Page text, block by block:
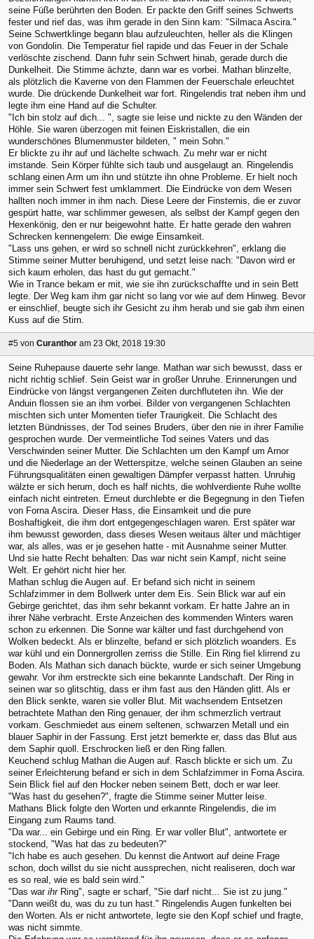
seine Füße berührten den Boden. Er packte den Griff seines Schwerts
fester und rief das, was ihm gerade in den Sinn kam: "Silmaca Ascira."
Seine Schwertklinge begann blau aufzuleuchten, heller als die Klingen
von Gondolin. Die Temperatur fiel rapide und das Feuer in der Schale
verlöschte zischend. Dann fuhr sein Schwert hinab, gerade durch die
Dunkelheit. Die Stimme ächzte, dann war es vorbei. Mathan blinzelte,
als plötzlich die Kaverne von den Flammen der Feuerschale erleuchtet
wurde. Die drückende Dunkelheit war fort. Ringelendis trat neben ihm und
legte ihm eine Hand auf die Schulter.
"Ich bin stolz auf dich... ", sagte sie leise und nickte zu den Wänden der
Höhle. Sie waren überzogen mit feinen Eiskristallen, die ein
wunderschönes Blumenmuster bildeten, " mein Sohn."
Er blickte zu ihr auf und lächelte schwach. Zu mehr war er nicht
imstande. Sein Körper fühlte sich taub und ausgelaugt an. Ringelendis
schlang einen Arm um ihn und stützte ihn ohne Probleme. Er hielt noch
immer sein Schwert fest umklammert. Die Eindrücke von dem Wesen
hallten noch immer in ihm nach. Diese Leere der Finsternis, die er zuvor
gespürt hatte, war schlimmer gewesen, als selbst der Kampf gegen den
Hexenkönig, den er nur beigewohnt hatte. Er hatte gerade den wahren
Schrecken kennengelern: Die ewige Einsamkeit.
"Lass uns gehen, er wird so schnell nicht zurückkehren", erklang die
Stimme seiner Mutter beruhigend, und setzt leise nach: "Davon wird er
sich kaum erholen, das hast du gut gemacht."
Wie in Trance bekam er mit, wie sie ihn zurückschaffte und in sein Bett
legte. Der Weg kam ihm gar nicht so lang vor wie auf dem Hinweg. Bevor
er einschlief, beugte sich ihr Gesicht zu ihm herab und sie gab ihm einen
Kuss auf die Stirn.
#5 von Curanthor am 23 Okt, 2018 19:30
Seine Ruhepause dauerte sehr lange. Mathan war sich bewusst, dass er
nicht richtig schlief. Sein Geist war in großer Unruhe. Erinnerungen und
Eindrücke von längst vergangenen Zeiten durchfluteten ihn. Wie der
Anduin flossen sie an ihm vorbei. Bilder von vergangenen Schlachten
mischten sich unter Momenten tiefer Traurigkeit. Die Schlacht des
letzten Bündnisses, der Tod seines Bruders, über den nie in ihrer Familie
gesprochen wurde. Der vermeintliche Tod seines Vaters und das
Verschwinden seiner Mutter. Die Schlachten um den Kampf um Arnor
und die Niederlage an der Wetterspitze, welche seinen Glauben an seine
Führungsqualitäten einen gewaltigen Dämpfer verpasst hatten. Unruhig
wälzte er sich herum, doch es half nichts, die wohlverdiente Ruhe wollte
einfach nicht eintreten. Erneut durchlebte er die Begegnung in den Tiefen
von Forna Ascira. Dieser Hass, die Einsamkeit und die pure
Boshaftigkeit, die ihm dort entgegengeschlagen waren. Erst später war
ihm bewusst geworden, dass dieses Wesen weitaus älter und mächtiger
war, als alles, was er je gesehen hatte - mit Ausnahme seiner Mutter.
Und sie hatte Recht behalten: Das war nicht sein Kampf, nicht seine
Welt. Er gehört nicht hier her.
Mathan schlug die Augen auf. Er befand sich nicht in seinem
Schlafzimmer in dem Bollwerk unter dem Eis. Sein Blick war auf ein
Gebirge gerichtet, das ihm sehr bekannt vorkam. Er hatte Jahre an in
ihrer Nähe verbracht. Erste Anzeichen des kommenden Winters waren
schon zu erkennen. Die Sonne war kälter und fast durchgehend von
Wolken bedeckt. Als er blinzelte, befand er sich plötzlich woanders. Es
war kühl und ein Donnergrollen zerriss die Stille. Ein Ring fiel klirrend zu
Boden. Als Mathan sich danach bückte, wurde er sich seiner Umgebung
gewahr. Vor ihm erstreckte sich eine bekannte Landschaft. Der Ring in
seinen war so glitschtig, dass er ihm fast aus den Händen glitt. Als er
den Blick senkte, waren sie voller Blut. Mit wachsendem Entsetzen
betrachtete Mathan den Ring genauer, der ihm schmerzlich vertraut
vorkam. Geschmiedet aus einem seltenen, schwarzen Metall und ein
blauer Saphir in der Fassung. Erst jetzt bemerkte er, dass das Blut aus
dem Saphir quoll. Erschrocken ließ er den Ring fallen.
Keuchend schlug Mathan die Augen auf. Rasch blickte er sich um. Zu
seiner Erleichterung befand er sich in dem Schlafzimmer in Forna Ascira.
Sein Blick fiel auf den Hocker neben seinem Bett, doch er war leer.
"Was hast du gesehen?", fragte die Stimme seiner Mutter leise.
Mathans Blick folgte den Worten und erkannte Ringelendis, die im
Eingang zum Raums tand.
"Da war... ein Gebirge und ein Ring. Er war voller Blut", antwortete er
stockend, "Was hat das zu bedeuten?"
"Ich habe es auch gesehen. Du kennst die Antwort auf deine Frage
schon, doch willst du sie nicht aussprechen, nicht realiseren, doch war
es so real, wie es bald sein wird."
"Das warihrRing", sagte er scharf, "Sie darf nicht... Sie ist zu jung."
"Dann weißt du, was du zu tun hast." Ringelendis Augen funkelten bei
den Worten. Als er nicht antwortete, legte sie den Kopf schief und fragte,
was nicht simmte.